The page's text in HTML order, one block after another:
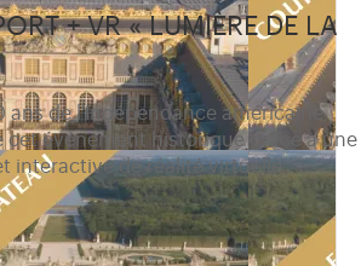
+ VR « LUMIÈRE DE LA
ans de l'Indépendance américaine,
événement historique grâce à une
interactive de réalité virtuelle.